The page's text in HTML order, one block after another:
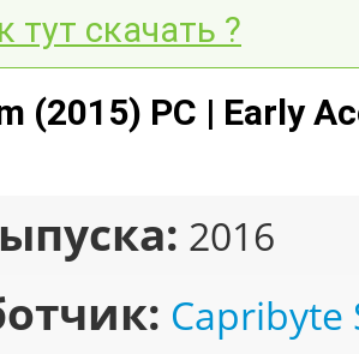
тут скачать ?
(2015) PC | Early
2016
Capribyte